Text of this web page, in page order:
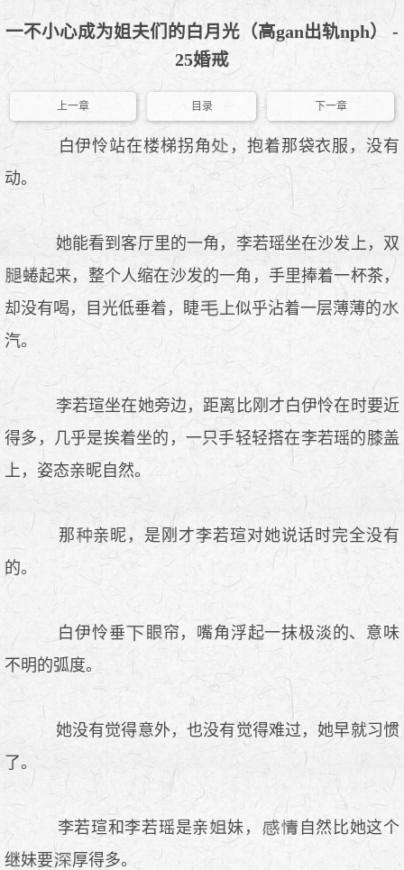
一不小心成为姐夫们的白月光（高gan出轨nph） -
25婚戒
上一章 目录 下一章
白伊怜站在楼梯拐角
，抱着那袋衣服，没有
动。
她能看到客厅里的一角，李若瑶坐在沙发上，双
蜷起来，整个人缩在沙发的一角，手里捧着一杯茶，
却没有喝，目光低垂着，睫
上似乎沾着一层薄薄的
汽。
李若瑄坐在她旁边，距离比刚才白伊怜在时要近
得多，几乎是挨着坐的，一只手轻轻搭在李若瑶的膝盖
上，姿态亲昵自然。
那
亲昵，是刚才李若瑄对她说话时完全没有
的。
白伊怜垂
帘，嘴角浮起一抹极淡的、意味
不明的弧度。
她没有觉得意外，也没有觉得难过，她早就习惯
了。
李若瑄和李若瑶是亲 妹，
自然比她这个
继妹要
厚得多。